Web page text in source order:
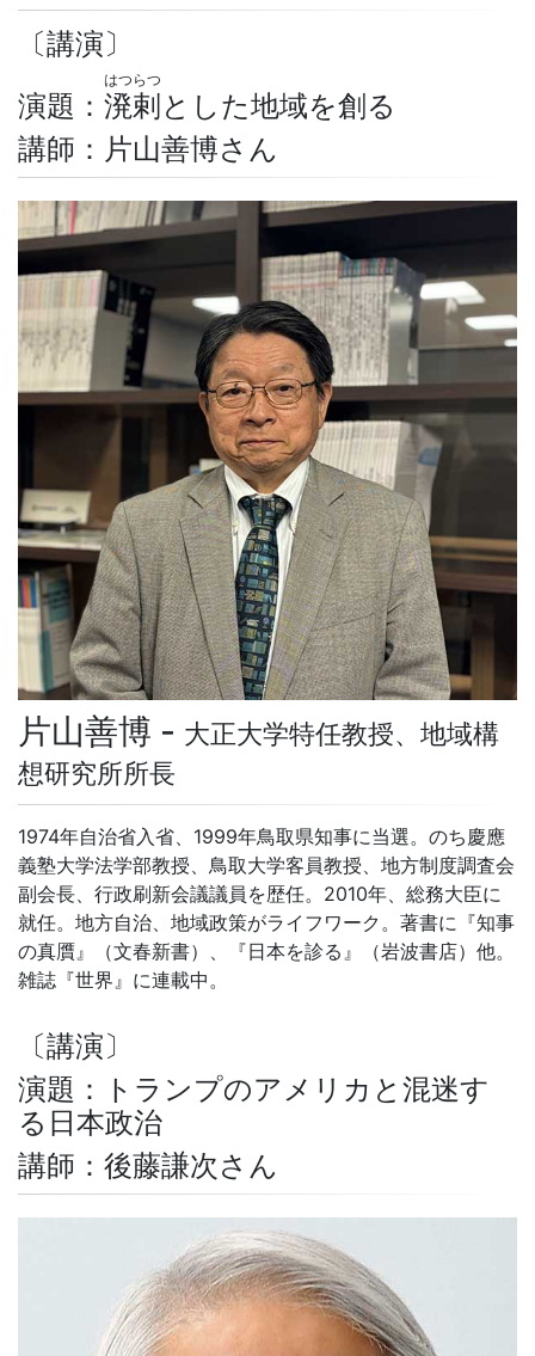
〔講演〕
演題： 溌剌
はつらつ
とした地域を創る
講師：片山善博さん
片山善博 - 大正大学特任教授、地域構
想研究所所長
1974年自治省入省、1999年鳥取県知事に当選。のち慶應
義塾大学法学部教授、鳥取大学客員教授、地方制度調査会
副会長、行政刷新会議議員を歴任。2010年、総務大臣に
就任。地方自治、地域政策がライフワーク。著書に『知事
の真贋』（文春新書）、『日本を診る』（岩波書店）他。
雑誌『世界』に連載中。
〔講演〕
演題：トランプのアメリカと混迷す
る日本政治
講師：後藤謙次さん